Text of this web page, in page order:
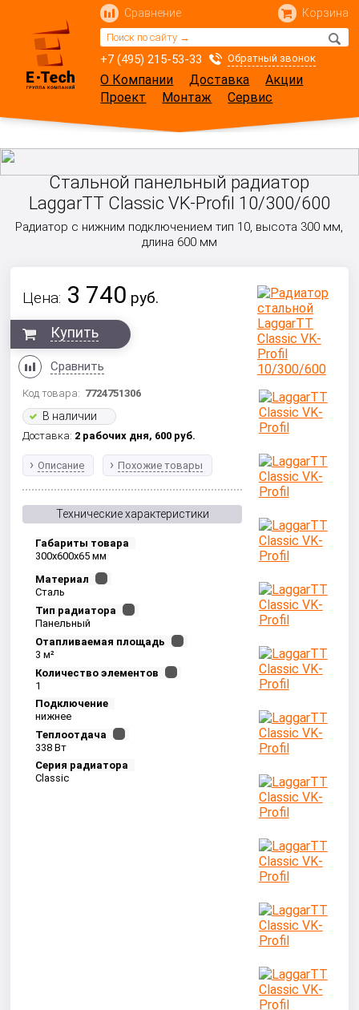
+7 (495) 215-53-33 Обратный звонок
Сравнение Корзина
О Компании Доставка
Акции
Проект
Монтаж Сервис
Стальной панельный радиатор
LaggarTT Classic VK-Profil 10/300/600
Радиатор с нижним подключением тип 10, высота 300 мм,
длина 600 мм
Цена: 3 740 руб.
Купить
Сравнить
Код товара: 7724751306
В наличии
Доставка: 2 рабочих дня, 600 руб.
Описание Похожие товары
Технические характеристики
Габариты товара
300x600x65 мм
Материал
Сталь
Тип радиатора
Панельный
Отапливаемая площадь
3 м²
Количество элементов
1
Подключение
нижнее
Теплоотдача
338 Вт
Серия радиатора
Classic